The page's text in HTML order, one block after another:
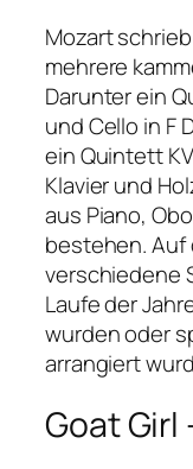
Mozart
mehrere
Darunter ein
und Cello in F
ein Quintett
Klavier und
aus Piano,
bestehen. Auf
verschiedene
Laufe der
wurden oder
arrangiert
Goat Girl